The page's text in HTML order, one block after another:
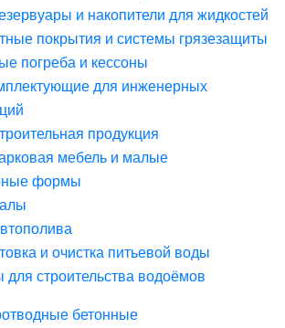
и накопители для жидкостей
покрытия и системы грязезащиты
погреба и кессоны
для инженерных
продукция
мебель и малые
формы
и очистка питьевой воды
строительства водоёмов
бетонные